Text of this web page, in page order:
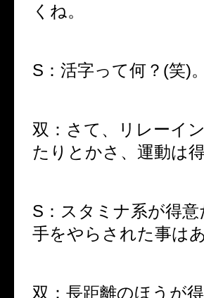
くね。
S：活字って何？(笑)
双：さて、リレーイ
たりとかさ、運動は
S：スタミナ系が得
手をやらされた事は
双：長距離のほうが